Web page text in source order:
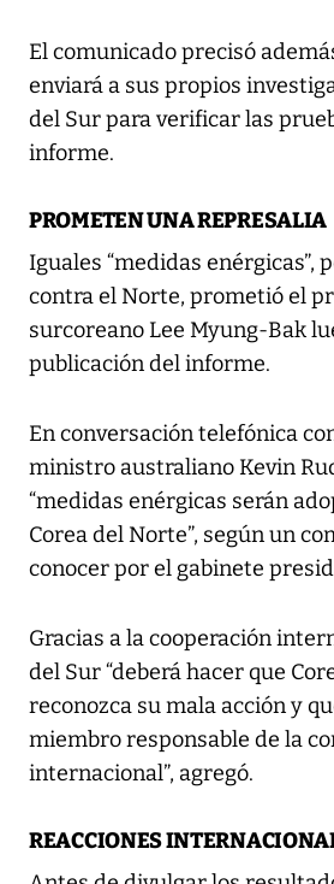
El comunicado precisó
enviará a sus propios
del Sur para verificar las
informe.
PROMETEN UNA REPRESALIA
Iguales “medidas enérgicas”,
contra el Norte, prometió el
surcoreano Lee Myung-Bak
publicación del informe.
En conversación telefónica
ministro australiano Kevin
“medidas enérgicas serán
Corea del Norte”, según un
conocer por el gabinete
Gracias a la cooperación
del Sur “deberá hacer que
reconozca su mala acción y
miembro responsable de la
internacional”, agregó.
REACCIONES